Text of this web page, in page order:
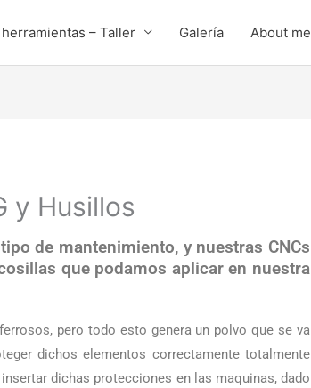
– Taller Galería About me
y Husillos
de mantenimiento, y nuestras CNCs
que podamos aplicar en nuestra
pero todo esto genera un polvo que se va
dichos elementos correctamente totalmente
dichas protecciones en las maquinas, dado